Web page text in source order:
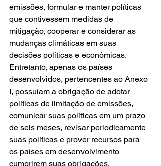
emissões, formular e manter políticas
que contivessem medidas de
mitigação, cooperar e considerar as
mudanças climáticas em suas
decisões políticas e econômicas.
Entretanto, apenas os países
desenvolvidos, pertencentes ao Anexo
I, possuíam a obrigação de adotar
políticas de limitação de emissões,
comunicar suas políticas em um prazo
de seis meses, revisar periodicamente
suas políticas e prover recursos para
os países em desenvolvimento
cumprirem suas obrigações.